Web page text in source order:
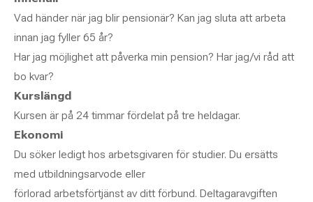
Vad händer när jag blir pensionär? Kan jag sluta att arbeta
innan jag fyller 65 år?
Har jag möjlighet att påverka min pension? Har jag/vi råd att
bo kvar?
Kurslängd
Kursen är på 24 timmar fördelat på tre heldagar.
Ekonomi
Du söker ledigt hos arbetsgivaren för studier. Du ersätts
med utbildningsarvode eller
förlorad arbetsförtjänst av ditt förbund. Deltagaravgiften